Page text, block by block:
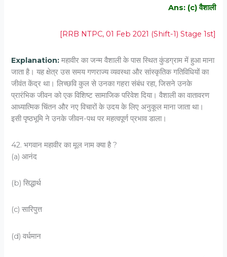
Ans: (c) वैशाली
[RRB NTPC, 01 Feb 2021 (Shift-1) Stage 1st]
Explanation: महावीर का जन्म वैशाली के पास स्थित कुंडग्राम में हुआ माना
जाता है। यह क्षेत्र उस समय गणराज्य व्यवस्था और सांस्कृतिक गतिविधियों का
जीवंत केंद्र था। लिच्छवि कुल से उनका गहरा संबंध रहा, जिसने उनके
प्रारंभिक जीवन को एक विशिष्ट सामाजिक परिवेश दिया। वैशाली का वातावरण
आध्यात्मिक चिंतन और नए विचारों के उदय के लिए अनुकूल माना जाता था।
इसी पृष्ठभूमि ने उनके जीवन-पथ पर महत्वपूर्ण प्रभाव डाला।
42. भगवान महावीर का मूल नाम क्या है ?
(a) आनंद
(b) सिद्धार्थ
(c) सारिपुत्त
(d) वर्धमान